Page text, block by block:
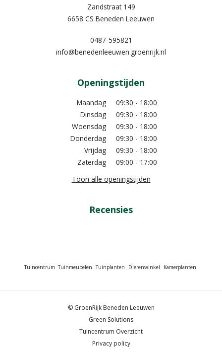
Zandstraat 149
6658 CS Beneden Leeuwen
0487-595821
info@benedenleeuwen.groenrijk.nl
Openingstijden
Maandag
09:30 - 18:00
Dinsdag
09:30 - 18:00
Woensdag
09:30 - 18:00
Donderdag
09:30 - 18:00
Vrijdag
09:30 - 18:00
Zaterdag
09:00 - 17:00
Toon alle openingstijden
Recensies
Tuincentrum Tuinmeubelen Tuinplanten Dierenwinkel Kamerplanten
© GroenRijk Beneden Leeuwen
Green Solutions
Tuincentrum Overzicht
Privacy policy